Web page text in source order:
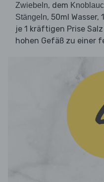
Zwiebeln, dem
Stängeln, 50ml Wasser,
je 1 kräftigen Prise
hohen Gefäß zu einer